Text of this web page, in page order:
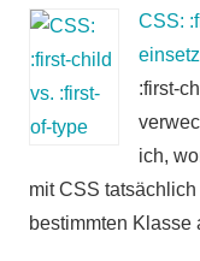
CSS:
:first-
ich,
mit CSS
bestimmten Klasse